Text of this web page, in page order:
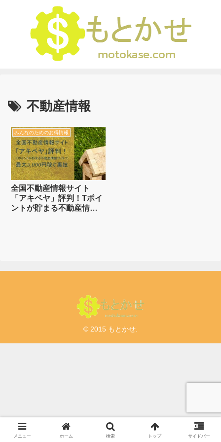
不動産情報
みんなのためのお得情報
全国不動産情報サイト
「アキベヤ」評判！Tポイ
ントが貯まる不動産情報
© 2015 もとかせ.
メニュー ホーム 検索 トップ サイドバー